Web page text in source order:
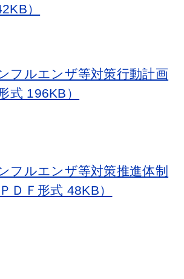
）
フルエンザ等対策行動計画
式 196KB）
フルエンザ等対策推進体制
ＤＦ形式 48KB）